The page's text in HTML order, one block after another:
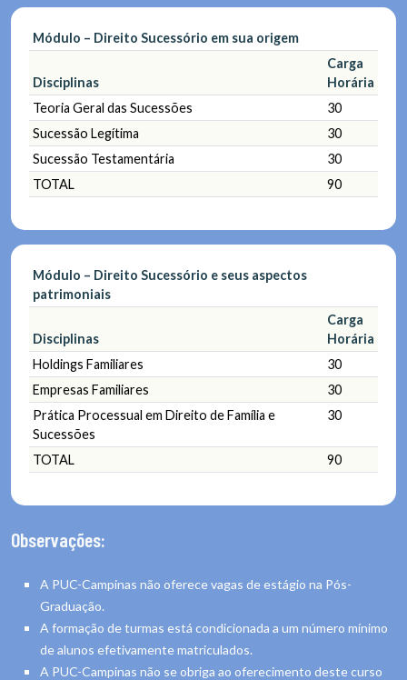
Módulo – Direito Sucessório em sua origem
Disciplinas
Carga
Horária
Teoria Geral das Sucessões
30
Sucessão Legítima
30
Sucessão Testamentária
30
TOTAL
90
Módulo – Direito Sucessório e seus aspectos
patrimoniais
Disciplinas
Carga
Horária
Holdings Familiares
30
Empresas Familiares
30
Prática Processual em Direito de Família e
Sucessões
30
TOTAL 90
Observações:
A PUC-Campinas não oferece vagas de estágio na Pós-
Graduação.
A formação de turmas está condicionada a um número mínimo
de alunos efetivamente matriculados.
A PUC-Campinas não se obriga ao oferecimento deste curso